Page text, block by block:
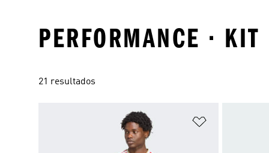
PERFORMANCE ·
21 resultados